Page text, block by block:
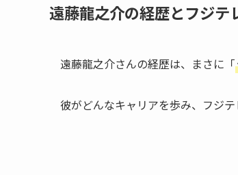
遠藤龍之介の経歴とフジテ
遠藤龍之介さんの経歴は、まさに「
彼がどんなキャリアを歩み、フジ